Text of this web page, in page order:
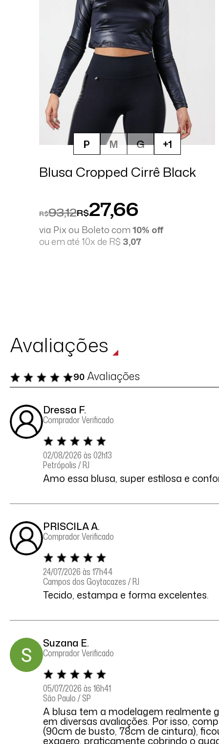
P M G +1
Blusa Cropped Cirrê Black
R$93,12R$27,66
via Pix ou Boleto com10% off
ou em até 10x de R$ 3,07
Avaliações
90Avaliações
Dressa F.
Comprador Verificado
02/08/2026 às 02h13
Petrópolis / RJ
Amo essa blusa, super estilosa e
PRISCILA A.
Comprador Verificado
24/07/2026 às 17h44
Campos dos Goytacazes / RJ
Tecido, estampa e forma excelentes.
Suzana E.
Comprador Verificado
05/07/2026 às 16h41
São Paulo / SP
A blusa tem a modelagem realmente
em diversas avaliações. Por isso,
(90cm de busto, 78cm de cintura),
exagero, praticamente cobrindo o